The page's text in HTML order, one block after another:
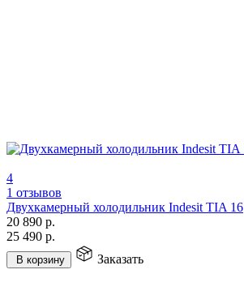
4
1 отзывов
Двухкамерный холодильник Indesit TIA 16
20 890 р.
25 490 р.
В корзину Заказать